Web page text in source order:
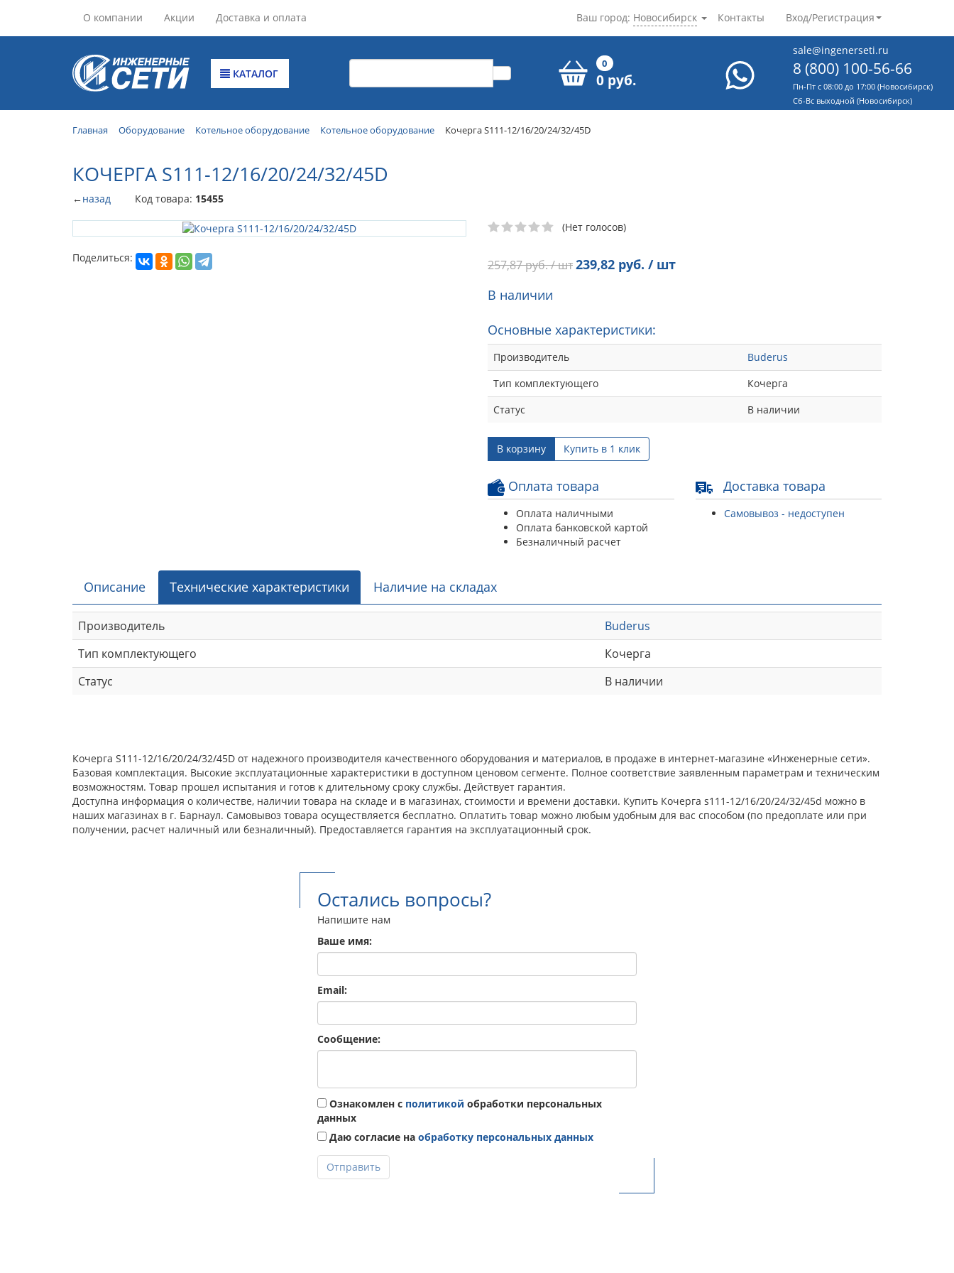
О компании Акции Доставка и оплата Контакты Вход/Регистрация
Ваш город: Новосибирск
КАТАЛОГ
0
0 руб.
sale@ingenerseti.ru
8 (800) 100-56-66
Пн-Пт с 08:00 до 17:00 (Новосибирск)
Cб-Вс выходной (Новосибирск)
Главная Оборудование Котельное оборудование Котельное оборудование Кочерга S111-12/16/20/24/32/45D
КОЧЕРГА S111-12/16/20/24/32/45D
←назад Код товара: 15455
Поделиться:
(Нет голосов)
257,87руб. / шт239,82 руб. / шт
В наличии
Основные характеристики:
Производитель
Buderus
Тип комплектующего
Кочерга
Статус
В наличии
В корзину Купить в 1 клик
Оплата товара
Оплата наличными
Оплата банковской картой
Безналичный расчет
Доставка товара
Самовывоз - недоступен
Описание Технические характеристики Наличие на складах
Производитель
Buderus
Тип комплектующего
Кочерга
Статус
В наличии
Кочерга S111-12/16/20/24/32/45D от надежного производителя качественного оборудования и материалов, в продаже в интернет-магазине «Инженерные сети».
Базовая комплектация. Высокие эксплуатационные характеристики в доступном ценовом сегменте. Полное соответствие заявленным параметрам и техническим
возможностям. Товар прошел испытания и готов к длительному сроку службы. Действует гарантия.
Доступна информация о количестве, наличии товара на складе и в магазинах, стоимости и времени доставки. Купить Кочерга s111-12/16/20/24/32/45d можно в
наших магазинах в г. Барнаул. Самовывоз товара осуществляется бесплатно. Оплатить товар можно любым удобным для вас способом (по предоплате или при
получении, расчет наличный или безналичный). Предоставляется гарантия на эксплуатационный срок.
Остались вопросы?
Напишите нам
Ваше имя:
Email:
Сообщение:
Ознакомлен с политикой обработки персональных
данных
Даю согласие на обработку персональных данных
Отправить